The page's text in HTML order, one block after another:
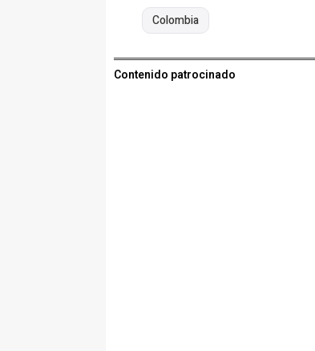
Colombia
Contenido patrocinado